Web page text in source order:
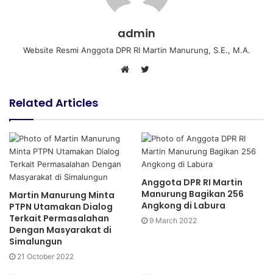
admin
Website Resmi Anggota DPR RI Martin Manurung, S.E., M.A.
s
t
e
r
Related Articles
Martin Manurung Minta
PTPN Utamakan Dialog
Terkait Permasalahan
Dengan Masyarakat di
Simalungun
21 October 2022
Anggota DPR RI Martin
Manurung Bagikan 256
Angkong di Labura
9 March 2022